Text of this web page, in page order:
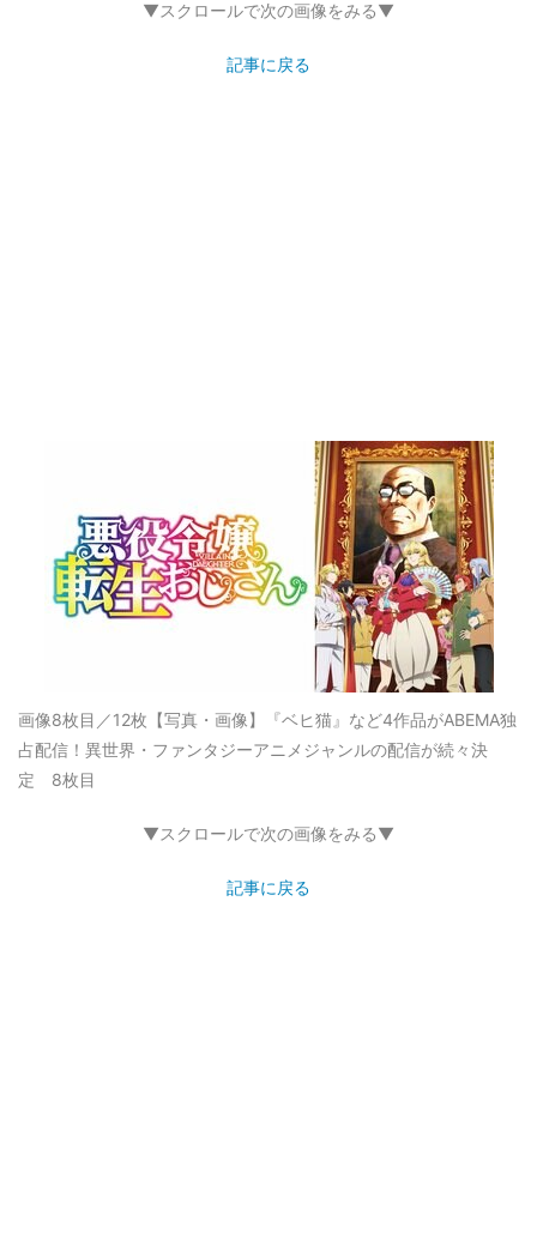
▼スクロールで次の画像をみる▼
記事に戻る
画像8枚目／12枚 【写真・画像】『ベヒ猫』など4作品がABEMA独
占配信！異世界・ファンタジーアニメジャンルの配信が続々決
定 8枚目
▼スクロールで次の画像をみる▼
記事に戻る